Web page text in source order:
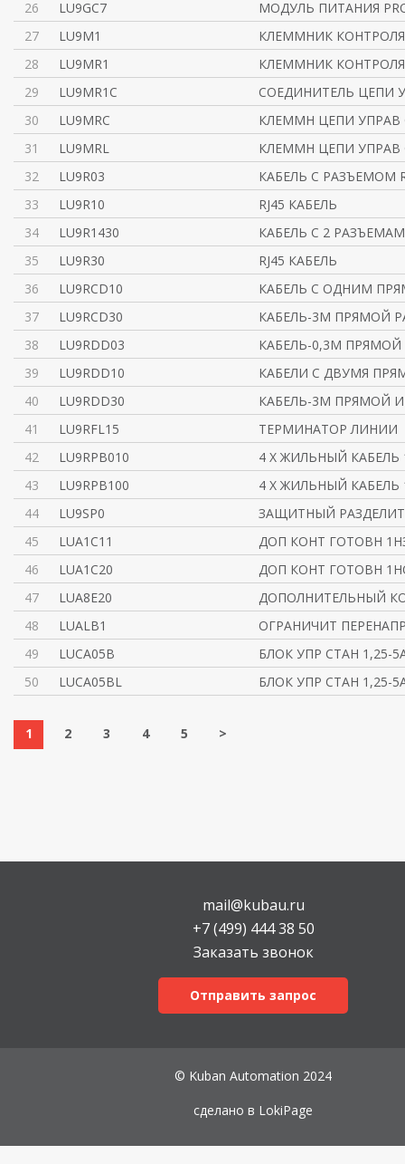
26
LU9GC7
МОДУЛЬ ПИТАНИЯ
27
LU9M1
КЛЕММНИК
28
LU9MR1
КЛЕММНИК
29
LU9MR1C
СОЕДИНИТЕЛЬ ЦЕПИ
30
LU9MRC
КЛЕММН ЦЕПИ УПРАВ
31
LU9MRL
КЛЕММН ЦЕПИ УПРАВ
32
LU9R03
КАБЕЛЬ С РАЗЪЕМОМ
33
LU9R10
RJ45 КАБЕЛЬ
34
LU9R1430
КАБЕЛЬ С 2
35
LU9R30
RJ45 КАБЕЛЬ
36
LU9RCD10
КАБЕЛЬ С ОДНИМ
37
LU9RCD30
КАБЕЛЬ-3М ПРЯМОЙ
38
LU9RDD03
КАБЕЛЬ-0,3М
39
LU9RDD10
КАБЕЛИ С ДВУМЯ
40
LU9RDD30
КАБЕЛЬ-3М ПРЯМОЙ
41
LU9RFL15
ТЕРМИНАТОР ЛИНИИ
42
LU9RPB010
4 Х ЖИЛЬНЫЙ КАБЕЛЬ
43
LU9RPB100
4 Х ЖИЛЬНЫЙ КАБЕЛЬ
44
LU9SP0
ЗАЩИТНЫЙ
45
LUA1C11
ДОП КОНТ ГОТОВН
46
LUA1C20
ДОП КОНТ ГОТОВН
47
LUA8E20
ДОПОЛНИТЕЛЬНЫЙ
48
LUALB1
ОГРАНИЧИТ
49
LUCA05B
БЛОК УПР СТАН 1,25-5A
50
LUCA05BL БЛОК УПР СТАН 1,25-
1 2 3 4 5 >
mail@kubau.ru
+7 (499) 444 38 50
Заказать звонок
Отправить запрос
© Kuban Automation 2024
сделано в LokiPage